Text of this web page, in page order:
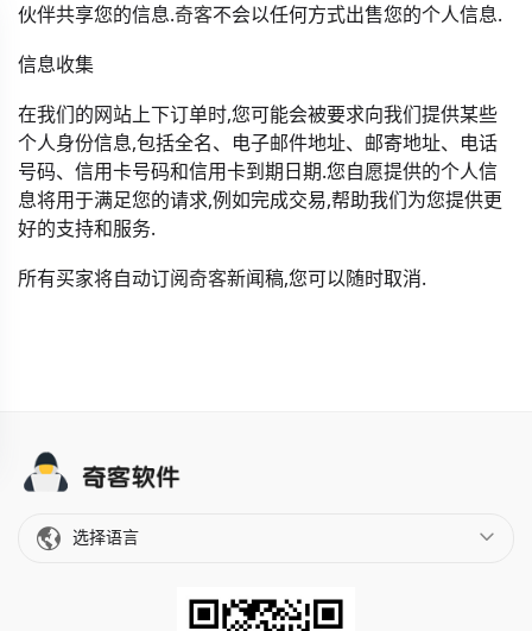
伙伴共享您的信息.奇客不会以任何方式出售您的个人信息.
信息收集
在我们的网站上下订单时,您可能会被要求向我们提供某些
个人身份信息,包括全名、电子邮件地址、邮寄地址、电话
号码、信用卡号码和信用卡到期日期.您自愿提供的个人信
息将用于满足您的请求,例如完成交易,帮助我们为您提供更
好的支持和服务.
所有买家将自动订阅奇客新闻稿,您可以随时取消.
选择语言